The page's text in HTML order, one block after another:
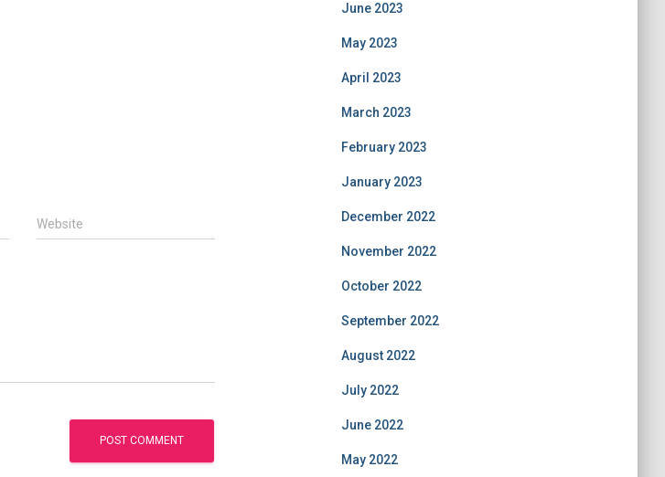
Website
June 2023
May 2023
April 2023
March 2023
February 2023
January 2023
December 2022
November 2022
October 2022
September 2022
August 2022
July 2022
June 2022
May 2022